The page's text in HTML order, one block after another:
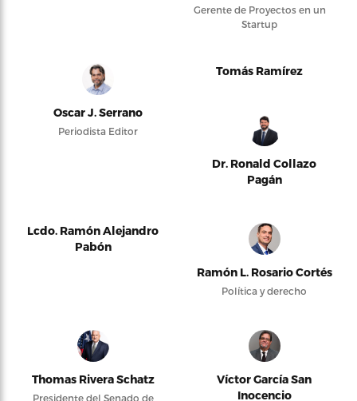
Gerente de Proyectos en un
Startup
Oscar J. Serrano
Periodista Editor
Tomás Ramírez
Dr. Ronald Collazo
Pagán
Lcdo. Ramón Alejandro
Pabón
Ramón L. Rosario Cortés
Política y derecho
Thomas Rivera Schatz
Presidente del Senado de
Víctor García San
Inocencio